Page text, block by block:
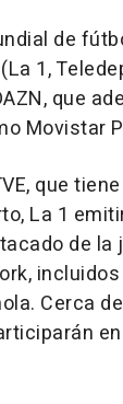
de
1,
que
Movistar
que
La 1
de la
Cerca